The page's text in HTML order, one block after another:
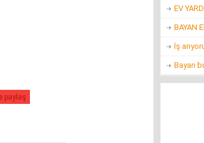
paylaş
EV
BAYAN
İş
Bayan